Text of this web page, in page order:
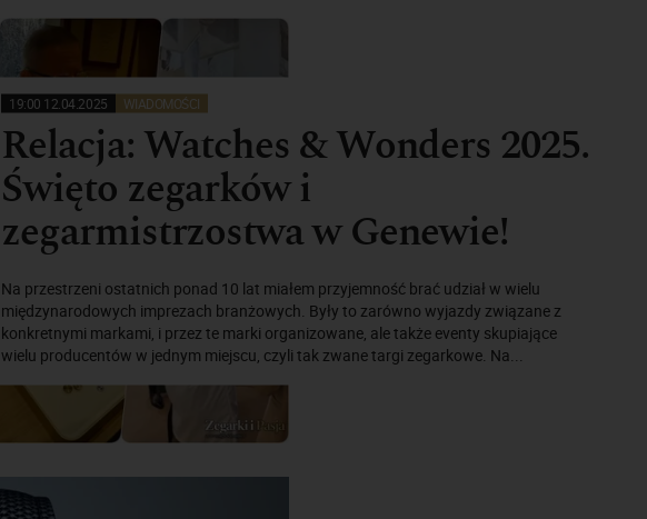
19:00 12.04.2025 WIADOMOŚCI
Relacja: Watches & Wonders 2025.
Święto zegarków i
zegarmistrzostwa w Genewie!
Na przestrzeni ostatnich ponad 10 lat miałem przyjemność brać udział w wielu
międzynarodowych imprezach branżowych. Były to zarówno wyjazdy związane z
konkretnymi markami, i przez te marki organizowane, ale także eventy skupiające
wielu producentów w jednym miejscu, czyli tak zwane targi zegarkowe. Na...